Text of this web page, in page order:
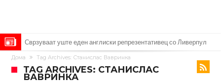
Сврзуваат уште еден англиски репрезентативец со Ливерпул
Замена за Влаховиќ: Напаѓачот на Манчестер доаѓа во Јувентус!
УЕФА повторно се заканува со бојкот на турнирите на ФИФА
Дома Tag Archives: Станислас Вавринка
TAG ARCHIVES: СТАНИСЛАС
ВАВРИНКА